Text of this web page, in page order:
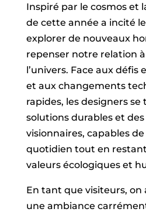
Inspiré par le cosmos et
de cette année a incité
explorer de nouveaux
repenser notre relation
l’univers. Face aux
et aux changements
rapides, les designers
solutions durables et
visionnaires, capables
quotidien tout en
valeurs écologiques et
En tant que visiteurs, on
une ambiance